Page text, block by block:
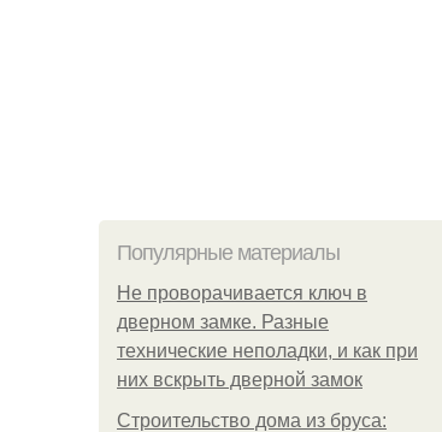
Популярные материалы
Не проворачивается ключ в
дверном замке. Разные
технические неполадки, и как при
них вскрыть дверной замок
Строительство дома из бруса: